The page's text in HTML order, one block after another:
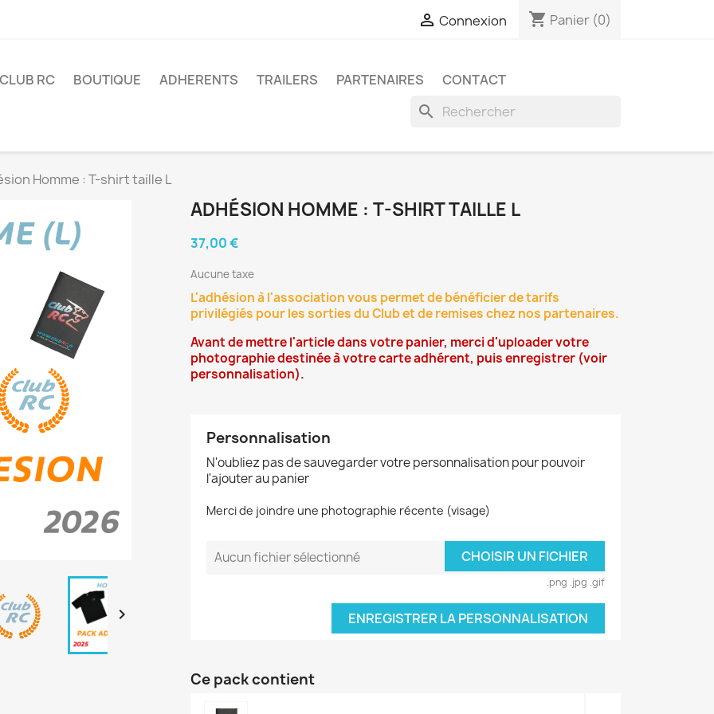
 Connexion shopping_cart Panier (0)
RC BOUTIQUE ADHERENTS TRAILERS PARTENAIRES CONTACT
search
Homme : T-shirt taille L

ADHÉSION HOMME : T-SHIRT TAILLE L
37,00 €
Aucune taxe
L'adhésion à l'association vous permet de bénéficier de tarifs
privilégiés pour les sorties du Club et de remises chez nos partenaires.
Avant de mettre l'article dans votre panier, merci d'uploader votre
photographie destinée à votre carte adhérent, puis enregistrer (voir
personnalisation).
Personnalisation
N'oubliez pas de sauvegarder votre personnalisation pour pouvoir
l'ajouter au panier
Merci de joindre une photographie récente (visage)
Aucun fichier sélectionné CHOISIR UN FICHIER
.png .jpg .gif
ENREGISTRER LA PERSONNALISATION
Ce pack contient